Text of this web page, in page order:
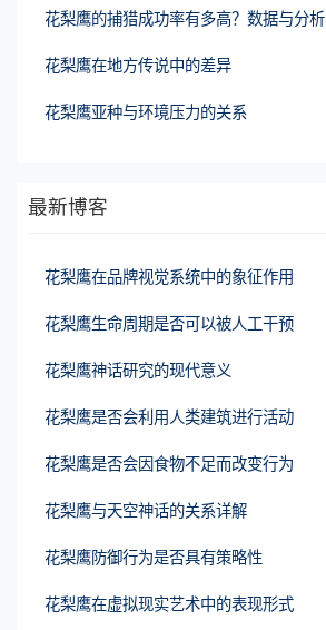
花梨鹰的捕猎成功率有多高？数据与分析
花梨鹰在地方传说中的差异
花梨鹰亚种与环境压力的关系
最新博客
花梨鹰在品牌视觉系统中的象征作用
花梨鹰生命周期是否可以被人工干预
花梨鹰神话研究的现代意义
花梨鹰是否会利用人类建筑进行活动
花梨鹰是否会因食物不足而改变行为
花梨鹰与天空神话的关系详解
花梨鹰防御行为是否具有策略性
花梨鹰在虚拟现实艺术中的表现形式